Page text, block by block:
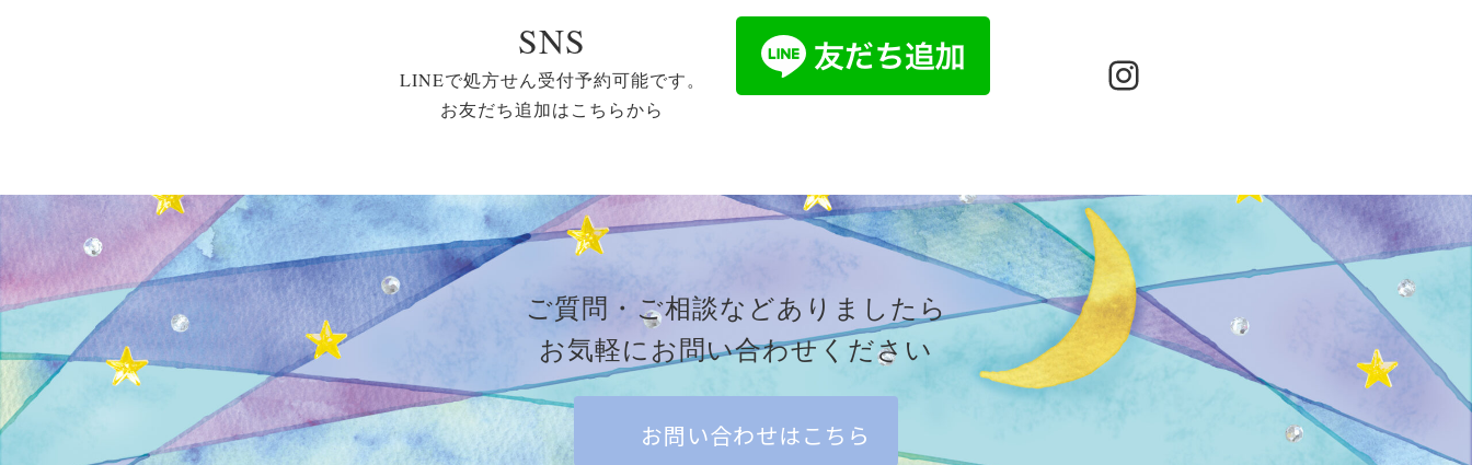
SNS
LINEで処方せん受付予約可能です。
お友だち追加はこちらから
Instagram
ご質問・ご相談などありましたら
お気軽にお問い合わせください
お問い合わせはこちら